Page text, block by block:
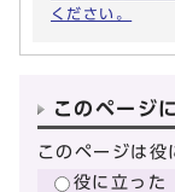
ください。
このページ
このページは役
役に立った